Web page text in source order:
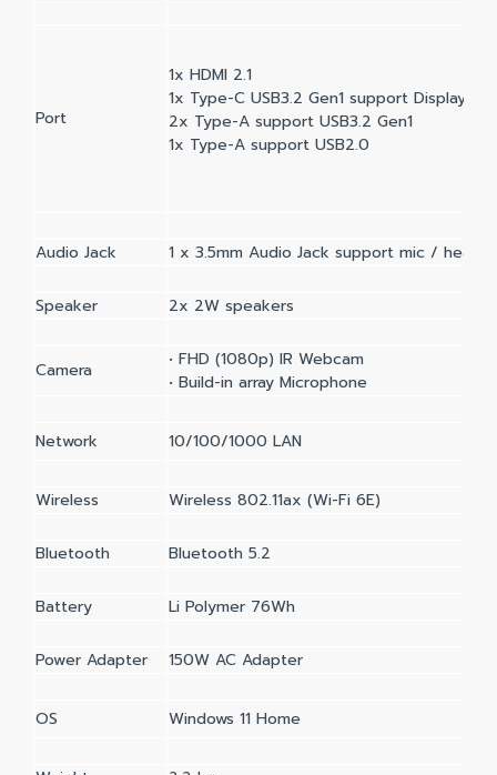
Port
1x HDMI 2.1
1x Type-C USB3.2 Gen1 support
2x Type-A support USB3.2 Gen1
1x Type-A support USB2.0
Audio Jack 1 x 3.5mm Audio Jack support mic /
Speaker 2x 2W speakers
Camera
• FHD (1080p) IR Webcam
• Build-in array Microphone
Network 10/100/1000 LAN
Wireless Wireless 802.11ax (Wi-Fi 6E)
Bluetooth Bluetooth 5.2
Battery Li Polymer 76Wh
Power Adapter 150W AC Adapter
OS Windows 11 Home